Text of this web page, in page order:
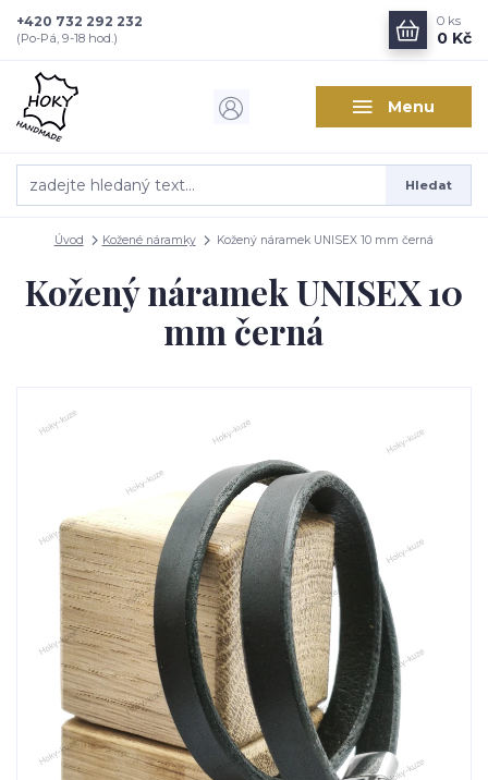
Menu
Hledat
+420 732 292 232
(Po-Pá, 9-18 hod.)
0 ks
0 Kč
Úvod Kožené náramky Kožený náramek UNISEX 10 mm černá
Kožený náramek UNISEX 10
mm černá